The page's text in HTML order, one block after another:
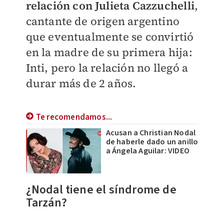
relación con Julieta Cazzuchelli,
cantante de origen argentino
que eventualmente se convirtió
en la madre de su primera hija:
Inti, pero la relación no llegó a
durar más de 2 años.
Te recomendamos...
Acusan a Christian Nodal
de haberle dado un anillo
a Ángela Aguilar: VIDEO
¿Nodal tiene el síndrome de
Tarzán?